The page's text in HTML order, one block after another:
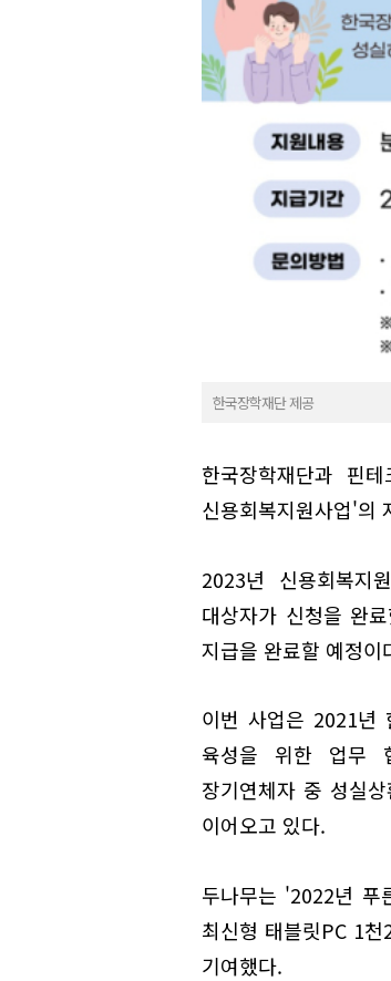
한국장학재단 제공
한국장학재단과 핀
신용회복지원사업'의
2023년 신용회복
대상자가 신청을 완
지급을 완료할 예정이
이번 사업은 2021년
육성을 위한 업무
장기연체자 중 성실
이어오고 있다.
두나무는 '2022년 푸
최신형 태블릿PC 1
기여했다.